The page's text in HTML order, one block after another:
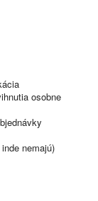
osobne
nemajú)